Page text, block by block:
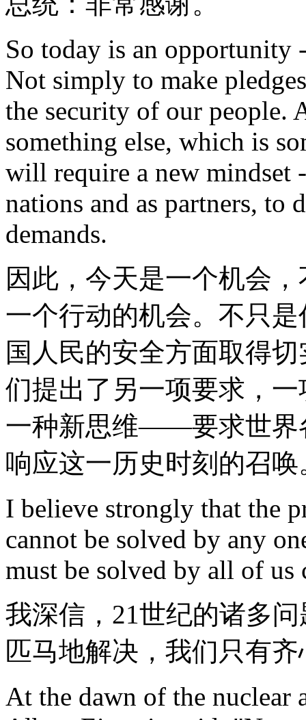
So today is an
Not simply to make
the security of our people.
something else, which is
will require a new mindset
nations and as partners, to
demands.
因此，今天是一个机会
一个行动的机会。不只
国人民的安全方面取得
们提出了另一项要求，
一种新思维——要求世界
响应这一历史时刻的召唤
I believe strongly that the
cannot be solved by any
must be solved by all of us
我深信，21世纪的诸多
匹马地解决，我们只有
At the dawn of the nuclear